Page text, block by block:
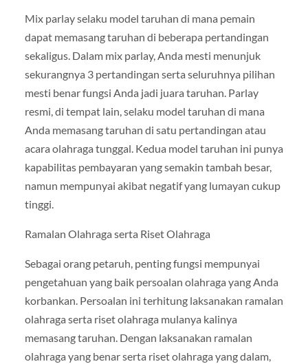
Mix parlay selaku model taruhan di mana pemain
dapat memasang taruhan di beberapa pertandingan
sekaligus. Dalam mix parlay, Anda mesti menunjuk
sekurangnya 3 pertandingan serta seluruhnya pilihan
mesti benar fungsi Anda jadi juara taruhan. Parlay
resmi, di tempat lain, selaku model taruhan di mana
Anda memasang taruhan di satu pertandingan atau
acara olahraga tunggal. Kedua model taruhan ini punya
kapabilitas pembayaran yang semakin tambah besar,
namun mempunyai akibat negatif yang lumayan cukup
tinggi.
Ramalan Olahraga serta Riset Olahraga
Sebagai orang petaruh, penting fungsi mempunyai
pengetahuan yang baik persoalan olahraga yang Anda
korbankan. Persoalan ini terhitung laksanakan ramalan
olahraga serta riset olahraga mulanya kalinya
memasang taruhan. Dengan laksanakan ramalan
olahraga yang benar serta riset olahraga yang dalam,